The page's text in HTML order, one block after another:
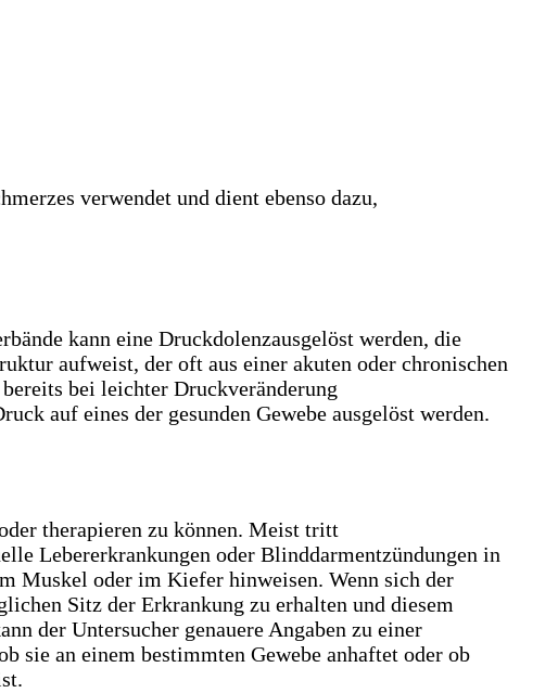
verwendet und dient ebenso dazu,
kann eine Druckdolenzausgelöst werden, die
aufweist, der oft aus einer akuten oder chronischen
bei leichter Druckveränderung
auf eines der gesunden Gewebe ausgelöst werden.
therapieren zu können. Meist tritt
Lebererkrankungen oder Blinddarmentzündungen in
Muskel oder im Kiefer hinweisen. Wenn sich der
Sitz der Erkrankung zu erhalten und diesem
der Untersucher genauere Angaben zu einer
sie an einem bestimmten Gewebe anhaftet oder ob